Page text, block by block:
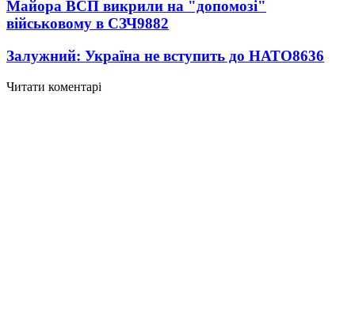
Майора ВСП викрили на "допомозі"
військовому в СЗЧ9882
Залужний: Україна не вступить до НАТО8636
Читати коментарі